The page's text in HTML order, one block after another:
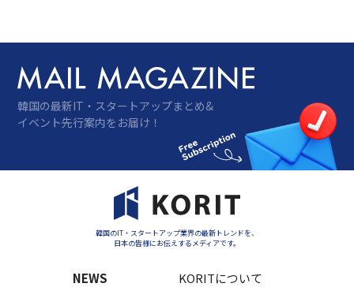
韓国の最新IT・スタートアップまとめ&
イベント先行案内をお届け！
韓国のIT・スタートアップ業界の最新トレンドを、
日本の皆様にお伝えするメディアです。
NEWS KORITについて